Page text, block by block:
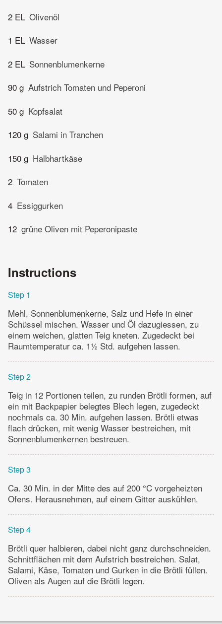
2 EL Olivenöl
1 EL Wasser
2 EL Sonnenblumenkerne
90 g Aufstrich Tomaten und Peperoni
50 g Kopfsalat
120 g Salami in Tranchen
150 g Halbhartkäse
2 Tomaten
4 Essiggurken
12 grüne Oliven mit Peperonipaste
Instructions
Step 1
Mehl, Sonnenblumenkerne, Salz und Hefe in einer
Schüssel mischen. Wasser und Öl dazugiessen, zu
einem weichen, glatten Teig kneten. Zugedeckt bei
Raumtemperatur ca. 1½ Std. aufgehen lassen.
Step 2
Teig in 12 Portionen teilen, zu runden Brötli formen, auf
ein mit Backpapier belegtes Blech legen, zugedeckt
nochmals ca. 30 Min. aufgehen lassen. Brötli etwas
flach drücken, mit wenig Wasser bestreichen, mit
Sonnenblumenkernen bestreuen.
Step 3
Ca. 30 Min. in der Mitte des auf 200 °C vorgeheizten
Ofens. Herausnehmen, auf einem Gitter auskühlen.
Step 4
Brötli quer halbieren, dabei nicht ganz durchschneiden.
Schnittflächen mit dem Aufstrich bestreichen. Salat,
Salami, Käse, Tomaten und Gurken in die Brötli füllen.
Oliven als Augen auf die Brötli legen.